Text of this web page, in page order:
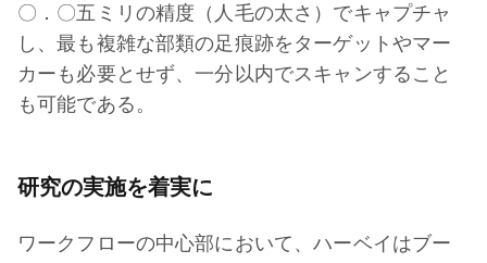
〇．〇五ミリの精度（人毛の太さ）でキャプチャ
し、最も複雑な部類の足痕跡をターゲットやマー
カーも必要とせず、一分以内でスキャンすること
も可能である。
研究の実施を着実に
ワークフローの中心部において、ハーベイはブー